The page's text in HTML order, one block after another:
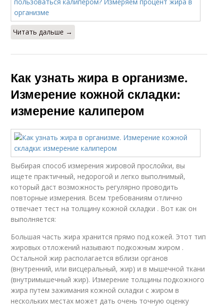
Читать дальше →
Как узнать жира в организме.
Измерение кожной складки:
измерение калипером
Выбирая способ измерения жировой прослойки, вы
ищете практичный, недорогой и легко выполнимый,
который даст возможность регулярно проводить
повторные измерения. Всем требованиям отлично
отвечает тест на толщину кожной складки . Вот как он
выполняется:
Большая часть жира хранится прямо под кожей. Этот тип
жировых отложений называют подкожным жиром .
Остальной жир располагается вблизи органов
(внутренний, или висцеральный, жир) и в мышечной ткани
(внутримышечный жир). Измерение толщины подкожного
жира путем зажимания кожной складки с жиром в
нескольких местах может дать очень точную оценку